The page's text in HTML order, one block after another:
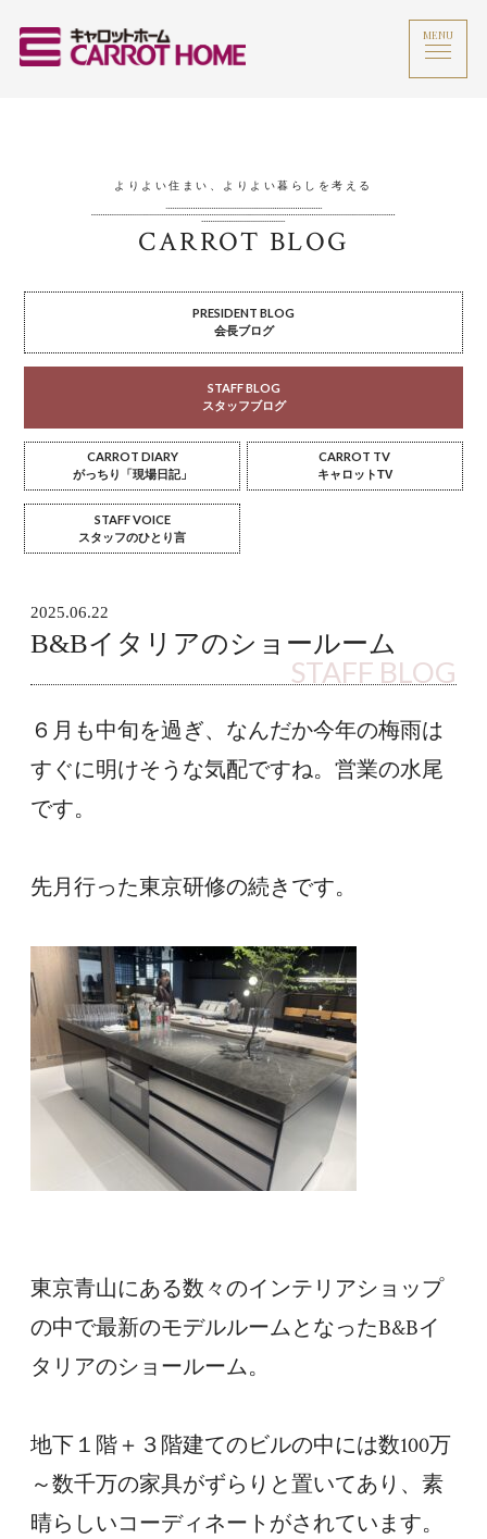
MENU
よりよい住まい、よりよい暮らしを考える
CARROT BLOG
PRESIDENT BLOG
会長ブログ
STAFF BLOG
スタッフブログ
CARROT DIARY
がっちり「現場日記」
CARROT TV
キャロットTV
STAFF VOICE
スタッフのひとり言
2025.06.22
B&Bイタリアのショールーム
STAFF BLOG
６月も中旬を過ぎ、なんだか今年の梅雨は
すぐに明けそうな気配ですね。営業の水尾
です。
先月行った東京研修の続きです。
東京青山にある数々のインテリアショップ
の中で最新のモデルルームとなったB&Bイ
タリアのショールーム。
地下１階＋３階建てのビルの中には数100万
～数千万の家具がずらりと置いてあり、素
晴らしいコーディネートがされています。